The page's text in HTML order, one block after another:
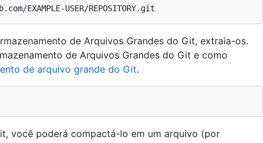
de Arquivos Grandes do Git, extraia-os.
de Arquivos Grandes do Git e como
de arquivo grande do Git.
você poderá compactá-lo em um arquivo (por